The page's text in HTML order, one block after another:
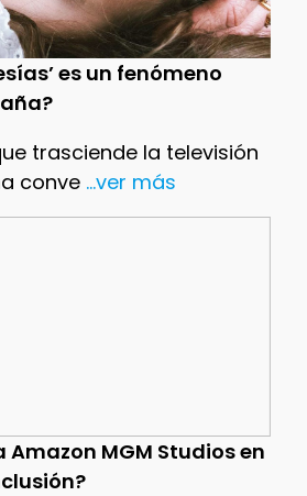
es un fenómeno
trasciende la televisión
conve...ver más
Amazon MGM Studios en